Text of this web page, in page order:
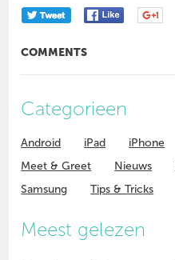
COMMENTS
Categorieen
Android iPad iPhone
Meet & Greet
Nieuws
Samsung
Tips & Tricks
Meest gelezen